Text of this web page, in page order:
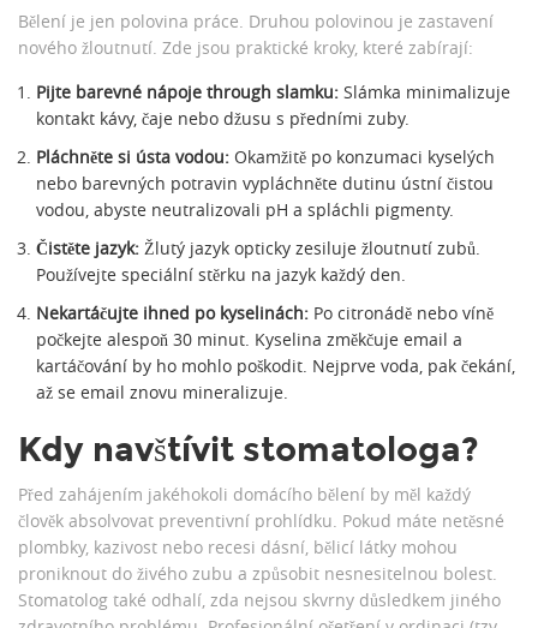
Bělení je jen polovina práce. Druhou polovinou je zastavení
nového žloutnutí. Zde jsou praktické kroky, které zabírají:
Pijte barevné nápoje through slamku: Slámka minimalizuje
kontakt kávy, čaje nebo džusu s předními zuby.
Pláchněte si ústa vodou: Okamžitě po konzumaci kyselých
nebo barevných potravin vypláchněte dutinu ústní čistou
vodou, abyste neutralizovali pH a spláchli pigmenty.
Čistěte jazyk: Žlutý jazyk opticky zesiluje žloutnutí zubů.
Používejte speciální stěrku na jazyk každý den.
Nekartáčujte ihned po kyselinách: Po citronádě nebo víně
počkejte alespoň 30 minut. Kyselina změkčuje email a
kartáčování by ho mohlo poškodit. Nejprve voda, pak čekání,
až se email znovu mineralizuje.
Kdy navštívit stomatologa?
Před zahájením jakéhokoli domácího bělení by měl každý
člověk absolvovat preventivní prohlídku. Pokud máte netěsné
plombky, kazivost nebo recesi dásní, bělicí látky mohou
proniknout do živého zubu a způsobit nesnesitelnou bolest.
Stomatolog také odhalí, zda nejsou skvrny důsledkem jiného